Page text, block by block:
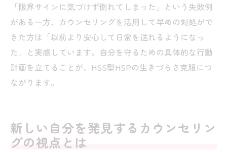
「限界サインに気づけず倒れてしまった」という失敗例
がある一方、カウンセリングを活用して早めの対処がで
きた方は「以前より安心して日常を送れるようになっ
た」と実感しています。自分を守るための具体的な行動
計画を立てることが、HSS型HSPの生きづらさ克服につ
ながります。
新しい自分を発見するカウンセリン
グの視点とは